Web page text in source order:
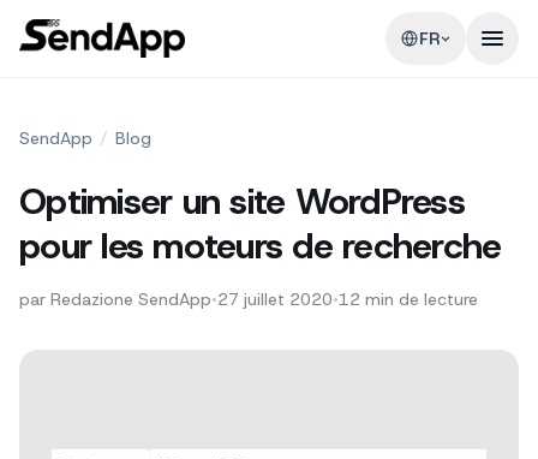
FR
SendApp / Blog
Optimiser un site WordPress
pour les moteurs de recherche
par Redazione SendApp•27 juillet 2020•12 min de lecture